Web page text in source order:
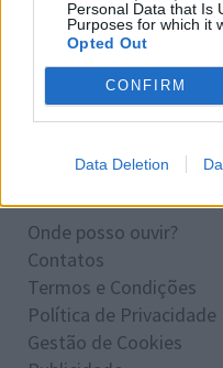
Personal Data that Is
Purposes for which it
Opted Out
CONFIRM
Data Deletion
Onde posso ouvir?
Contatos
Termos e Condições
Política de Privacidade
Gestão de Cookies